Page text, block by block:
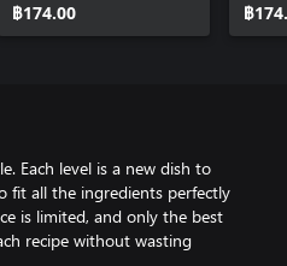
฿174.00 ฿
Each level is a new dish to
fit all the ingredients perfectly
is limited, and only the best
recipe without wasting